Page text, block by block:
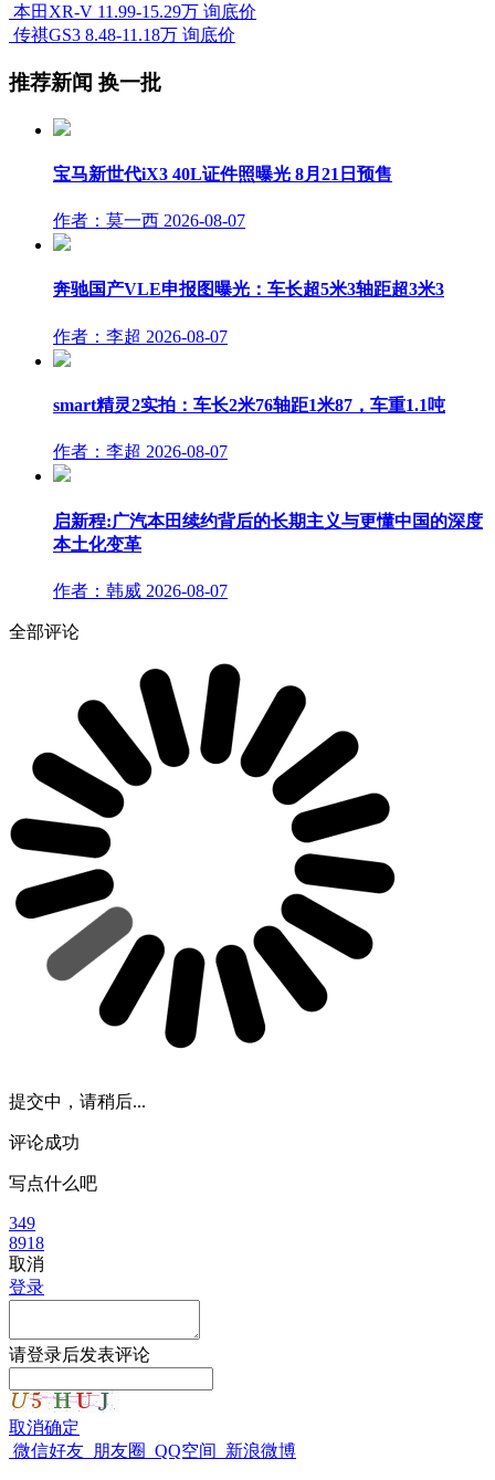
本田XR-V 11.99-15.29万 询底价
传祺GS3 8.48-11.18万 询底价
推荐新闻 换一批
宝马新世代iX3 40L证件照曝光 8月21日预售
作者：莫一西 2026-08-07
奔驰国产VLE申报图曝光：车长超5米3轴距超3米3
作者：李超 2026-08-07
smart精灵2实拍：车长2米76轴距1米87，车重1.1吨
作者：李超 2026-08-07
启新程:广汽本田续约背后的长期主义与更懂中国的深度
本土化变革
作者：韩威 2026-08-07
全部评论
提交中，请稍后...
评论成功
写点什么吧
349
8918
取消
登录
请登录后发表评论
取消确定
微信好友 朋友圈 QQ空间 新浪微博